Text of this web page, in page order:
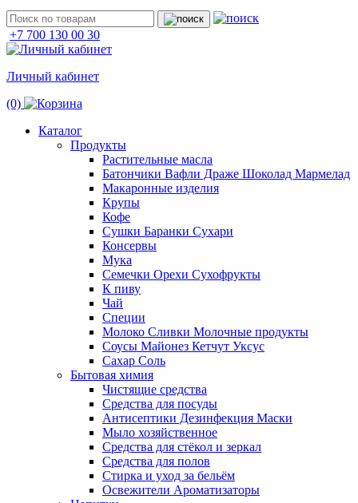
+7 700 130 00 30
Личный кабинет
(0)
Каталог
Продукты
Растительные масла
Батончики Вафли Драже Шоколад Мармелад
Макаронные изделия
Крупы
Кофе
Сушки Баранки Сухари
Консервы
Мука
Семечки Орехи Сухофрукты
К пиву
Чай
Специи
Молоко Сливки Молочные продукты
Соусы Майонез Кетчут Уксус
Сахар Соль
Бытовая химия
Чистящие средства
Средства для посуды
Антисептики Дезинфекция Маски
Мыло хозяйственное
Средства для стёкол и зеркал
Средства для полов
Стирка и уход за бельём
Освежители Ароматизаторы